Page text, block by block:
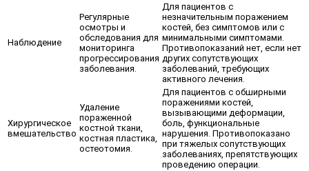
Наблюдение
Регулярные
осмотры и
обследования для
мониторинга
прогрессирования
заболевания.
Для пациентов с
незначительным поражением
костей, без симптомов или с
минимальными симптомами.
Противопоказаний нет, если нет
других сопутствующих
заболеваний, требующих
активного лечения.
Хирургическое
вмешательство
Удаление
пораженной
костной ткани,
костная пластика,
остеотомия.
Для пациентов с обширными
поражениями костей,
вызывающими деформации,
боль, функциональные
нарушения. Противопоказано
при тяжелых сопутствующих
заболеваниях, препятствующих
проведению операции.